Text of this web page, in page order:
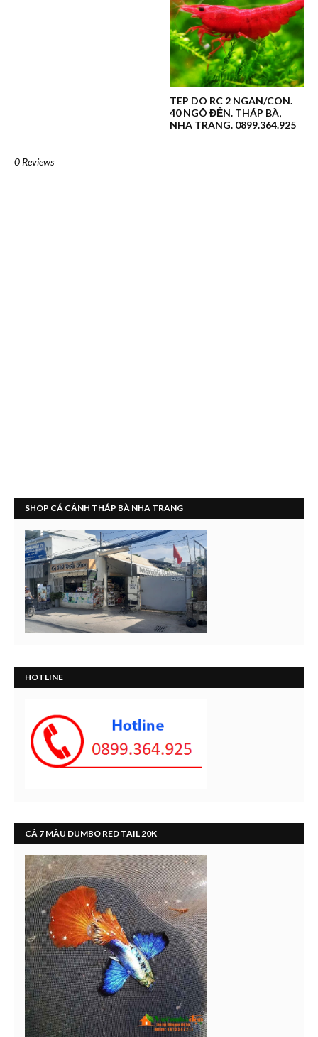
TEP DO RC 2 NGAN/CON.
40 NGÔ ĐẾN. THÁP BÀ,
NHA TRANG. 0899.364.925
0 Reviews
SHOP CÁ CẢNH THÁP BÀ NHA TRANG
HOTLINE
CÁ 7 MÀU DUMBO RED TAIL 20K